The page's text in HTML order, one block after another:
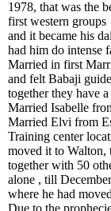
1978, that was the
first western groups
and it became his
had him do intense
Married in first
and felt Babaji
together they have
Married Isabelle
Married Elvi from
Training center
moved it to Walton,
together with 50
alone , till
where he had
Due to the